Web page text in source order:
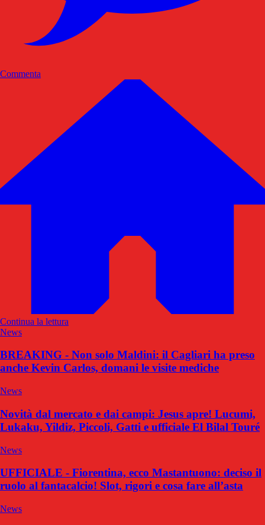
Commenta
Continua la lettura
News
BREAKING - Non solo Maldini: il Cagliari ha preso
anche Kevin Carlos, domani le visite mediche
News
Novità dal mercato e dai campi: Jesus apre! Lucumi,
Lukaku, Yildiz, Piccoli, Gatti e ufficiale El Bilal Touré
News
UFFICIALE - Fiorentina, ecco Mastantuono: deciso il
ruolo al fantacalcio! Slot, rigori e cosa fare all’asta
News